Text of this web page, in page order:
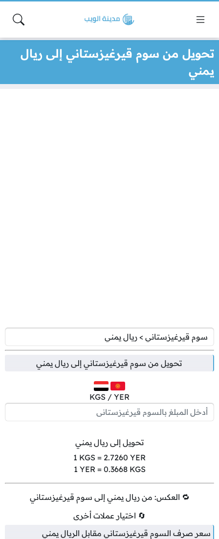
تحويل من سوم قيرغيزستاني إلى ريال
يمني
تحويل من سوم قيرغيزستاني إلى ريال يمني
KGS / YER
تحويل إلى ريال يمني
1 KGS = 2.7260 YER
1 YER = 0.3668KGS
🔁 العكس: من ريال يمني إلى سوم قيرغيزستاني
🔄 اختيار عملات أخرى
سعر صرف السوم قيرغيزستاني مقابل الريال يمني